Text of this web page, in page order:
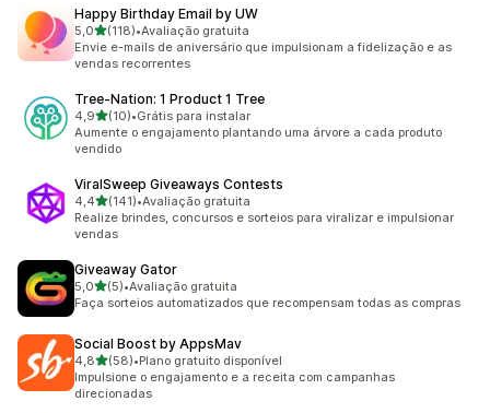
Happy Birthday Email by UW
5,0de 5 estrelas
(118)
118 avaliações ao todo
•Avaliação gratuita
Envie e-mails de aniversário que impulsionam a fidelização e as
vendas recorrentes
Tree‑Nation: 1 Product 1 Tree
4,9de 5 estrelas
(10)
10 avaliações ao todo
•Grátis para instalar
Aumente o engajamento plantando uma árvore a cada produto
vendido
ViralSweep Giveaways Contests
4,4de 5 estrelas
(141)
141 avaliações ao todo
•Avaliação gratuita
Realize brindes, concursos e sorteios para viralizar e impulsionar
vendas
Giveaway Gator
5,0de 5 estrelas
(5)
5 avaliações ao todo
•Avaliação gratuita
Faça sorteios automatizados que recompensam todas as compras
Social Boost by AppsMav
4,8de 5 estrelas
(58)
58 avaliações ao todo
•Plano gratuito disponível
Impulsione o engajamento e a receita com campanhas
direcionadas